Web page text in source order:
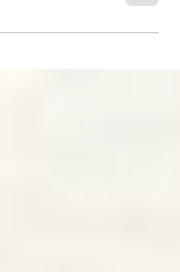
הקפה - יפה זערור